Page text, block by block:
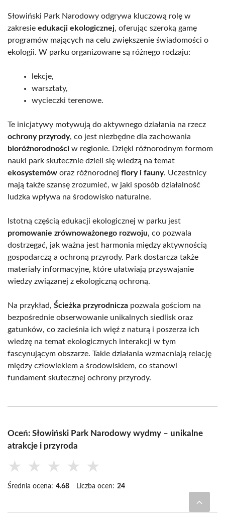
Słowiński Park Narodowy odgrywa kluczową rolę w
zakresie edukacji ekologicznej, oferując szeroką gamę
programów mających na celu zwiększenie świadomości o
ekologii. W parku organizowane są różnego rodzaju:
lekcje,
warsztaty,
wycieczki terenowe.
Te inicjatywy motywują do aktywnego działania na rzecz
ochrony przyrody, co jest niezbędne dla zachowania
bioróżnorodności w regionie. Dzięki różnorodnym formom
nauki park skutecznie dzieli się wiedzą na temat
ekosystemów oraz różnorodnej flory i fauny. Uczestnicy
mają także szansę zrozumieć, w jaki sposób działalność
ludzka wpływa na środowisko naturalne.
Istotną częścią edukacji ekologicznej w parku jest
promowanie zrównoważonego rozwoju, co pozwala
dostrzegać, jak ważna jest harmonia między aktywnością
gospodarczą a ochroną przyrody. Park dostarcza także
materiały informacyjne, które ułatwiają przyswajanie
wiedzy związanej z ekologiczną ochroną.
Na przykład, Ścieżka przyrodnicza pozwala gościom na
bezpośrednie obserwowanie unikalnych siedlisk oraz
gatunków, co zacieśnia ich więź z naturą i poszerza ich
wiedzę na temat ekologicznych interakcji w tym
fascynującym obszarze. Takie działania wzmacniają relację
między człowiekiem a środowiskiem, co stanowi
fundament skutecznej ochrony przyrody.
Oceń: Słowiński Park Narodowy wydmy – unikalne
atrakcje i przyroda
★ ★ ★ ★ ★
Średnia ocena: 4.68 Liczba ocen: 24